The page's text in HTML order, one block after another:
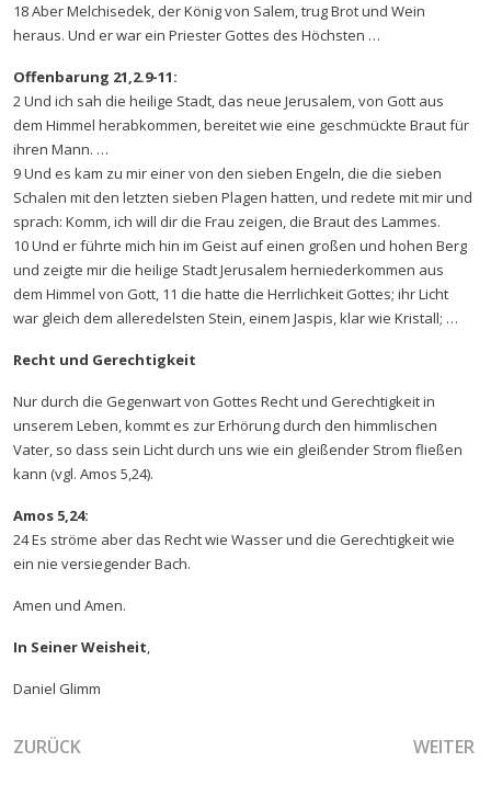
18 Aber Melchisedek, der König von Salem, trug Brot und Wein
heraus. Und er war ein Priester Gottes des Höchsten …
Offenbarung 21,2.9-11:
2 Und ich sah die heilige Stadt, das neue Jerusalem, von Gott aus
dem Himmel herabkommen, bereitet wie eine geschmückte Braut für
ihren Mann. …
9 Und es kam zu mir einer von den sieben Engeln, die die sieben
Schalen mit den letzten sieben Plagen hatten, und redete mit mir und
sprach: Komm, ich will dir die Frau zeigen, die Braut des Lammes.
10 Und er führte mich hin im Geist auf einen großen und hohen Berg
und zeigte mir die heilige Stadt Jerusalem herniederkommen aus
dem Himmel von Gott, 11 die hatte die Herrlichkeit Gottes; ihr Licht
war gleich dem alleredelsten Stein, einem Jaspis, klar wie Kristall; …
Recht und Gerechtigkeit
Nur durch die Gegenwart von Gottes Recht und Gerechtigkeit in
unserem Leben, kommt es zur Erhörung durch den himmlischen
Vater, so dass sein Licht durch uns wie ein gleißender Strom fließen
kann (vgl. Amos 5,24).
Amos 5,24:
24 Es ströme aber das Recht wie Wasser und die Gerechtigkeit wie
ein nie versiegender Bach.
Amen und Amen.
In Seiner Weisheit,
Daniel Glimm
VORHERIGER BEITRAG: DAS AGIEREN DER ORAKEL
ZURÜCK WEITER